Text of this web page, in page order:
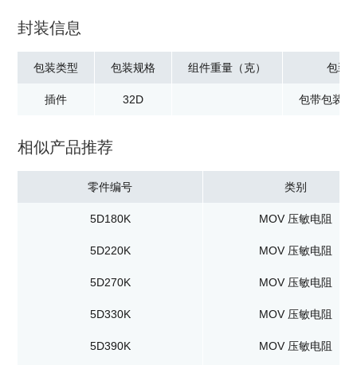
封装信息
包装类型
插件
包装规格
32D
组件重量（克） 包装
包带包装
相似产品推荐
零件编号 类别
5D180K MOV 压敏电阻
5D220K MOV 压敏电阻
5D270K MOV 压敏电阻
5D330K MOV 压敏电阻
5D390K MOV 压敏电阻